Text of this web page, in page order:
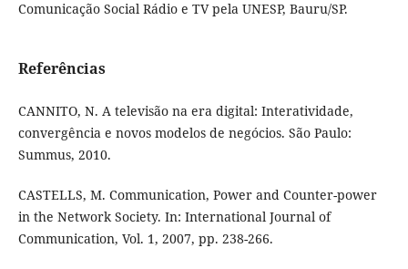
Comunicação Social Rádio e TV pela UNESP, Bauru/SP.
Referências
CANNITO, N. A televisão na era digital: Interatividade,
convergência e novos modelos de negócios. São Paulo:
Summus, 2010.
CASTELLS, M. Communication, Power and Counter-power
in the Network Society. In: International Journal of
Communication, Vol. 1, 2007, pp. 238-266.